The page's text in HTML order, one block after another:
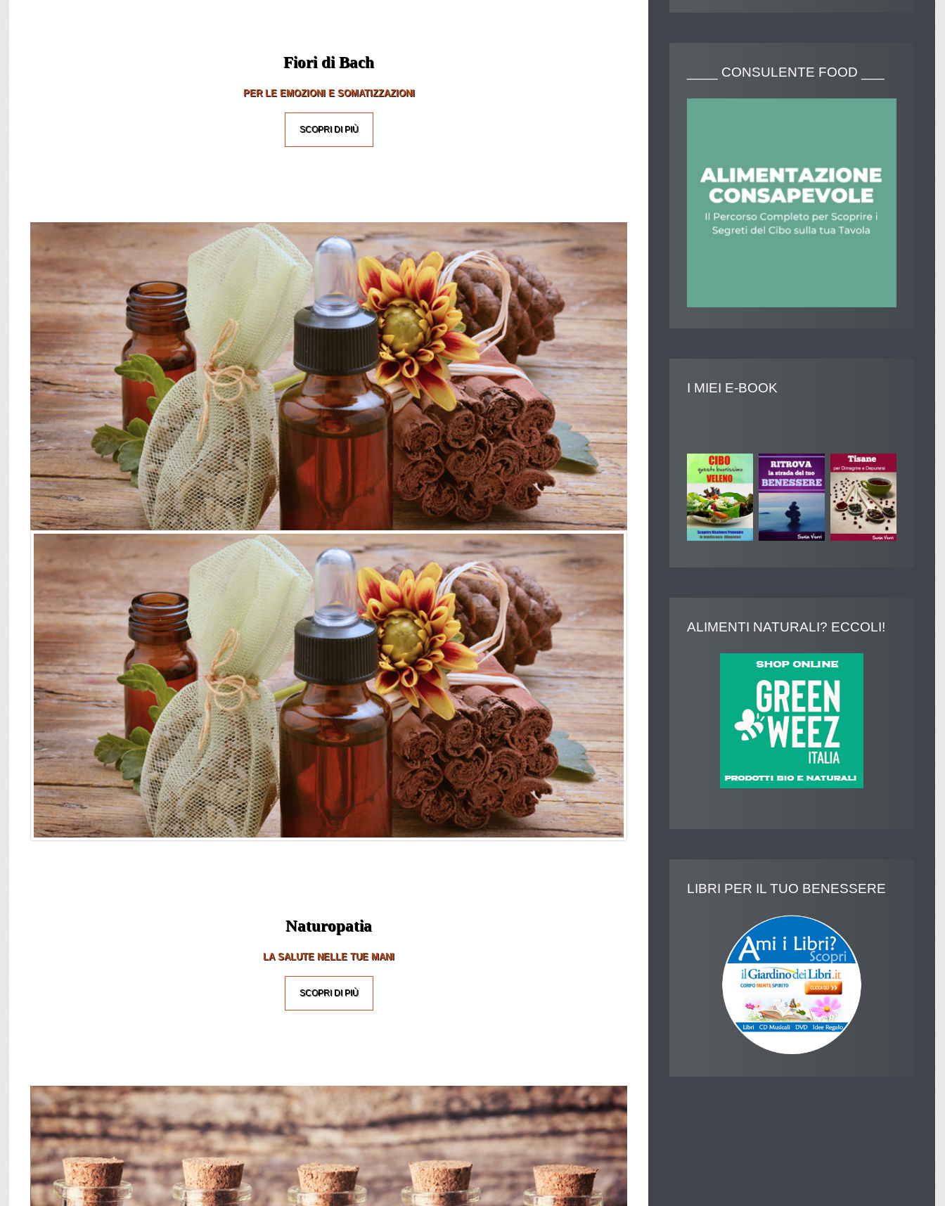
Fiori di Bach
PER LE EMOZIONI E SOMATIZZAZIONI
SCOPRI DI PIÙ
Naturopatia
LA SALUTE NELLE TUE MANI
SCOPRI DI PIÙ
CONSULENTE FOOD ___
I MIEI E-BOOK
ALIMENTI NATURALI? ECCOLI!
LIBRI PER IL TUO BENESSERE